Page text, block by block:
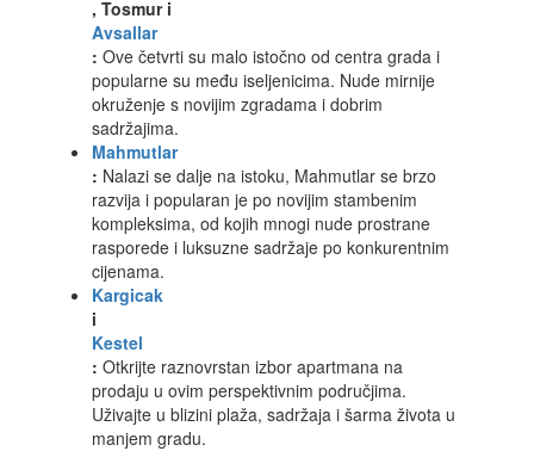
, Tosmur i
Avsallar
: Ove četvrti su malo istočno od centra grada i
popularne su među iseljenicima. Nude mirnije
okruženje s novijim zgradama i dobrim
sadržajima.
Mahmutlar
: Nalazi se dalje na istoku, Mahmutlar se brzo
razvija i popularan je po novijim stambenim
kompleksima, od kojih mnogi nude prostrane
rasporede i luksuzne sadržaje po konkurentnim
cijenama.
Kargicak
i
Kestel
: Otkrijte raznovrstan izbor apartmana na
prodaju u ovim perspektivnim područjima.
Uživajte u blizini plaža, sadržaja i šarma života u
manjem gradu.